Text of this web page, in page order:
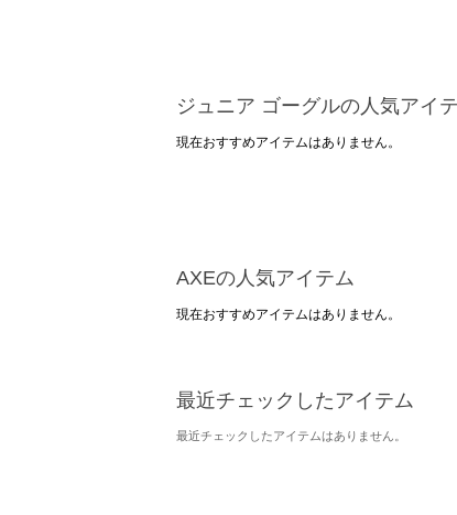
ジュニア ゴーグルの人気アイ
現在おすすめアイテムはありません。
AXEの人気アイテム
現在おすすめアイテムはありません。
最近チェックしたアイテム
最近チェックしたアイテムはありません。